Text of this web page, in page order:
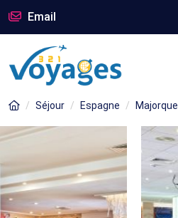
Email
Séjour Espagne Majorque